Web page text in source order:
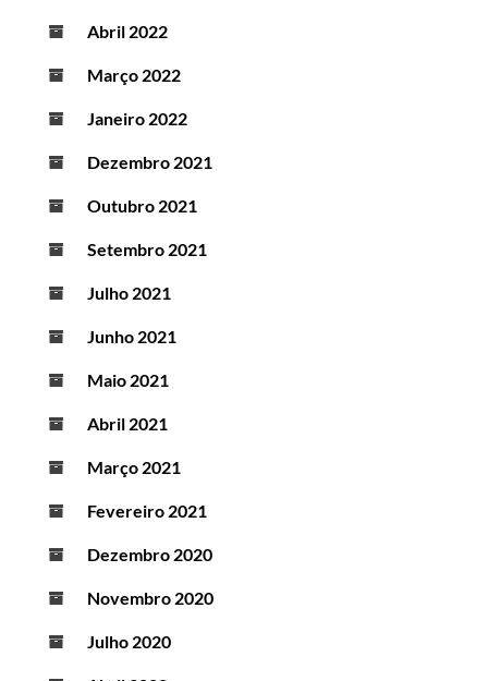
Abril 2022
Março 2022
Janeiro 2022
Dezembro 2021
Outubro 2021
Setembro 2021
Julho 2021
Junho 2021
Maio 2021
Abril 2021
Março 2021
Fevereiro 2021
Dezembro 2020
Novembro 2020
Julho 2020